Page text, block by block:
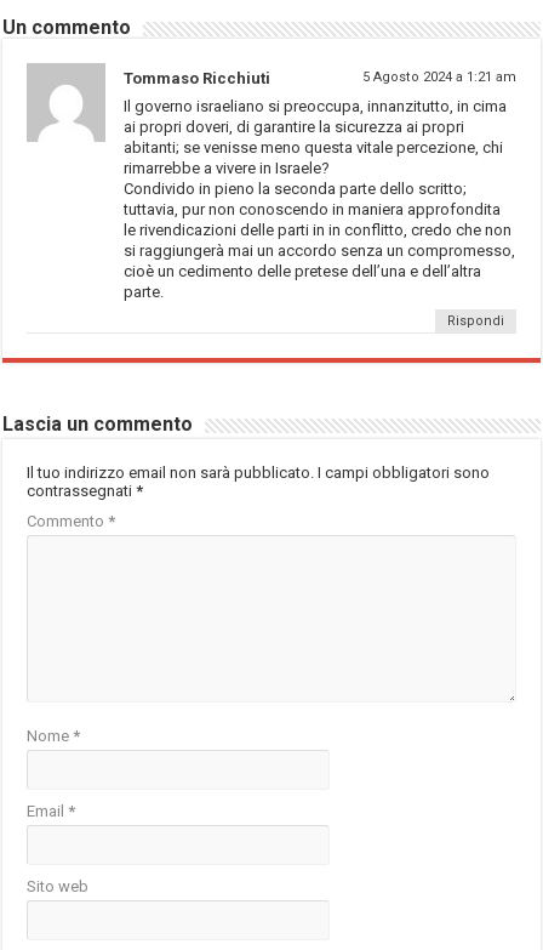
Un commento
Tommaso Ricchiuti 5 Agosto 2024 a 1:21 am
Il governo israeliano si preoccupa, innanzitutto, in cima
ai propri doveri, di garantire la sicurezza ai propri
abitanti; se venisse meno questa vitale percezione, chi
rimarrebbe a vivere in Israele?
Condivido in pieno la seconda parte dello scritto;
tuttavia, pur non conoscendo in maniera approfondita
le rivendicazioni delle parti in in conflitto, credo che non
si raggiungerà mai un accordo senza un compromesso,
cioè un cedimento delle pretese dell’una e dell’altra
parte.
Rispondi
Lascia un commento
Il tuo indirizzo email non sarà pubblicato. I campi obbligatori sono
contrassegnati*
Commento*
Nome*
Email*
Sito web